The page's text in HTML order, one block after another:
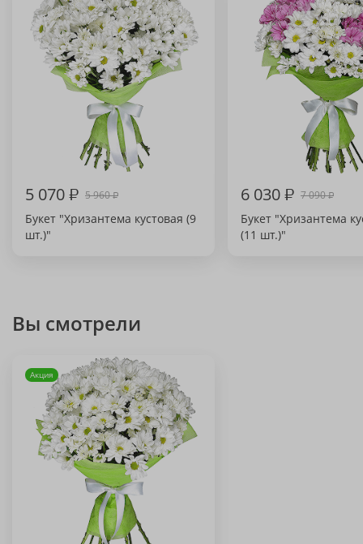
5 070₽ 5 960₽
Букет "Хризантема кустовая (9
шт.)"
6 030₽ 7 090₽
Букет "Хризантема
(11 шт.)"
Вы смотрели
Акция